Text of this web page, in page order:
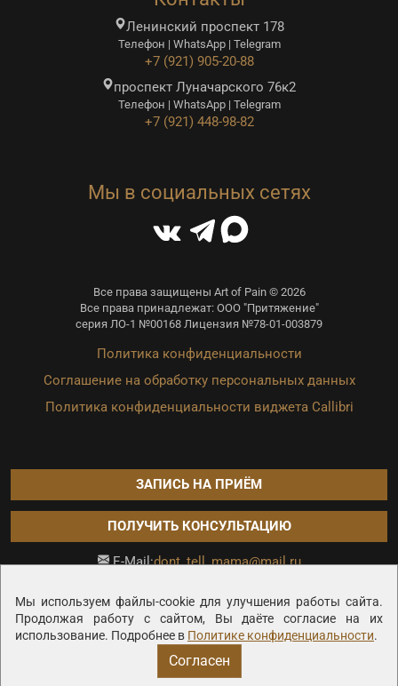
Мы используем файлы-cookie для улучшения работы сайта.
Продолжая работу с сайтом, Вы даёте согласие на их
использование. Подробнее в Политике конфиденциальности.
Согласен
Ленинский проспект 178
Телефон | WhatsApp | Telegram
+7 (921) 905-20-88
проспект Луначарского 76к2
Телефон | WhatsApp | Telegram
+7 (921) 448-98-82
Мы в социальных сетях
Все права защищены Art of Pain © 2026
Все права принадлежат: ООО "Притяжение"
серия ЛО-1 №00168 Лицензия №78-01-003879
Политика конфиденциальности
Соглашение на обработку персональных данных
Политика конфиденциальности виджета Callibri
ЗАПИСЬ НА ПРИЁМ
ПОЛУЧИТЬ КОНСУЛЬТАЦИЮ
E-Mail:dont_tell_mama@mail.ru